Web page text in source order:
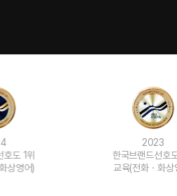
한국브랜드선호도 1위
교육(전화ㆍ화상영어)